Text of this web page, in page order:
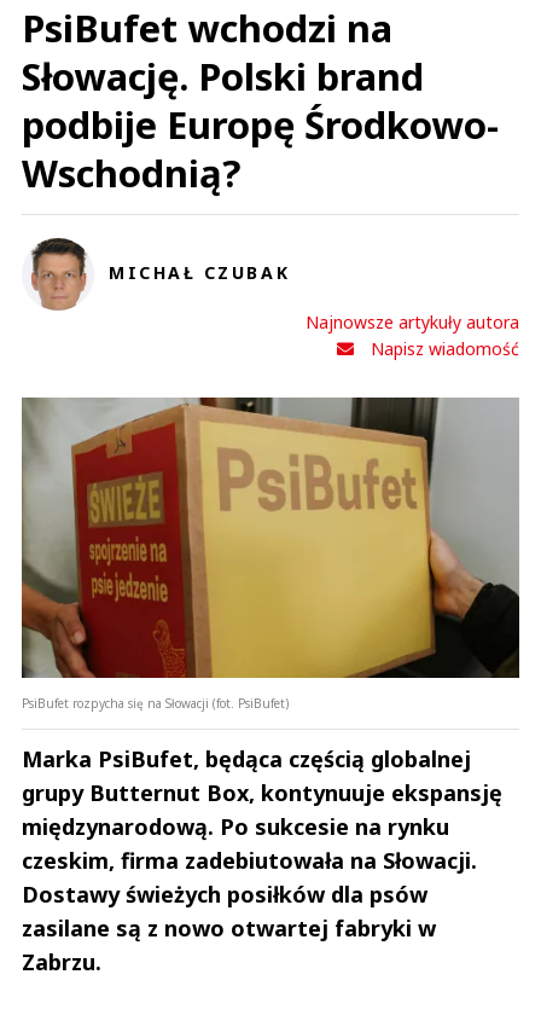
PsiBufet wchodzi na
Słowację. Polski brand
podbije Europę Środkowo-
Wschodnią?
MICHAŁ CZUBAK
Najnowsze artykuły autora
Napisz wiadomość
PsiBufet rozpycha się na Słowacji (fot. PsiBufet)
Marka PsiBufet, będąca częścią globalnej
grupy Butternut Box, kontynuuje ekspansję
międzynarodową. Po sukcesie na rynku
czeskim, firma zadebiutowała na Słowacji.
Dostawy świeżych posiłków dla psów
zasilane są z nowo otwartej fabryki w
Zabrzu.